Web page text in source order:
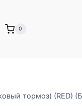
0
тормоз) (RED)